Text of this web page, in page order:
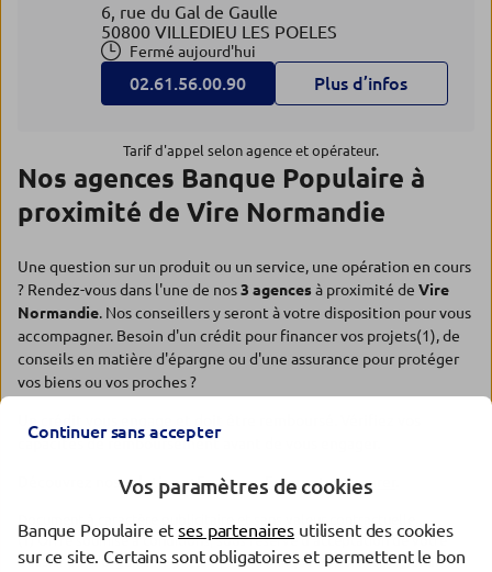
6, rue du Gal de Gaulle
50800 VILLEDIEU LES POELES
Fermé aujourd'hui
02.61.56.00.90 Plus d’infos
Tarif d'appel selon agence et opérateur.
Nos agences Banque Populaire à
proximité de Vire Normandie
Une question sur un produit ou un service, une opération en cours
? Rendez-vous dans l'une de nos3 agencesà proximité de Vire
Normandie. Nos conseillers y seront à votre disposition pour vous
accompagner. Besoin d'un crédit pour financer vos projets(1), de
conseils en matière d'épargne ou d'une assurance pour protéger
vos biens ou vos proches ?
capacités de remboursement avant de vous engager.
Découvrez nos solutions :Epargner,Emprunter,Assurer
(1) Offre soumise à conditions, sous réserve d'acceptation de votre
dossier par l'organisme prêteur, votre Banque Populaire Régionale.
Continuer sans accepter
Vos paramètres de cookies
Banque Populaire etses partenaires utilisent des cookies
sur ce site. Certains sont obligatoires et permettent le bon